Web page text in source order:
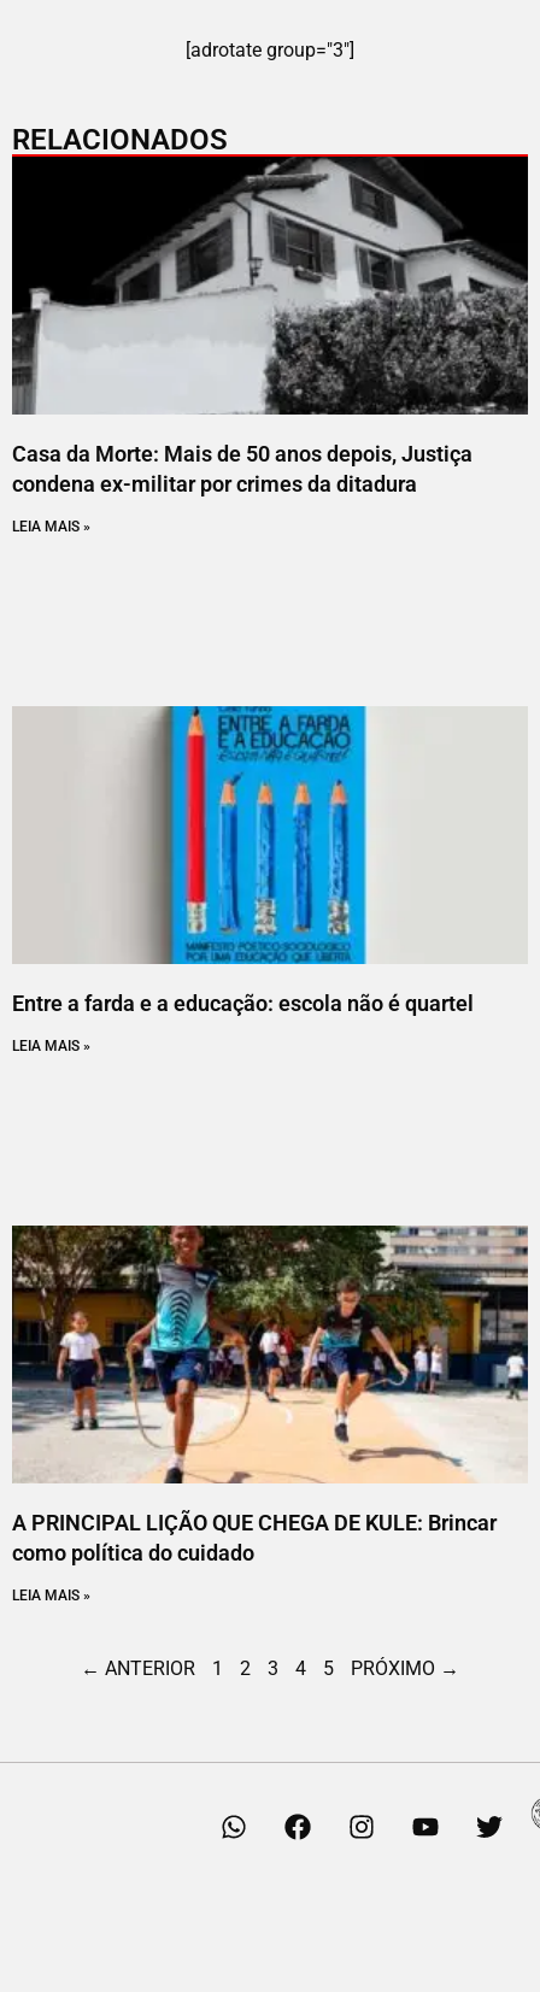
[adrotate group="3"]
RELACIONADOS
Casa da Morte: Mais de 50 anos depois, Justiça
condena ex-militar por crimes da ditadura
LEIA MAIS »
Entre a farda e a educação: escola não é quartel
LEIA MAIS »
A PRINCIPAL LIÇÃO QUE CHEGA DE KULE: Brincar
como política do cuidado
LEIA MAIS »
← ANTERIOR 1 2 3 4 5 PRÓXIMO →